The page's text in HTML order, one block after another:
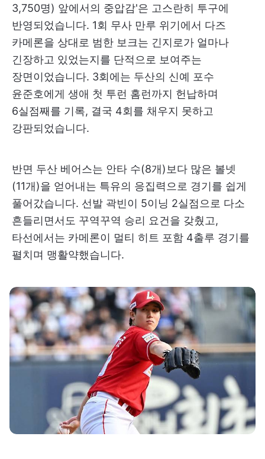
3,750명) 앞에서의 중압감'은 고스란히 투구에
반영되었습니다. 1회 무사 만루 위기에서 다즈
카메론을 상대로 범한 보크는 긴지로가 얼마나
긴장하고 있었는지를 단적으로 보여주는
장면이었습니다. 3회에는 두산의 신예 포수
윤준호에게 생애 첫 투런 홈런까지 헌납하며
6실점째를 기록, 결국 4회를 채우지 못하고
강판되었습니다.
반면 두산 베어스는 안타 수(8개)보다 많은 볼넷
(11개)을 얻어내는 특유의 응집력으로 경기를 쉽게
풀어갔습니다. 선발 곽빈이 5이닝 2실점으로 다소
흔들리면서도 꾸역꾸역 승리 요건을 갖췄고,
타선에서는 카메론이 멀티 히트 포함 4출루 경기를
펼치며 맹활약했습니다.